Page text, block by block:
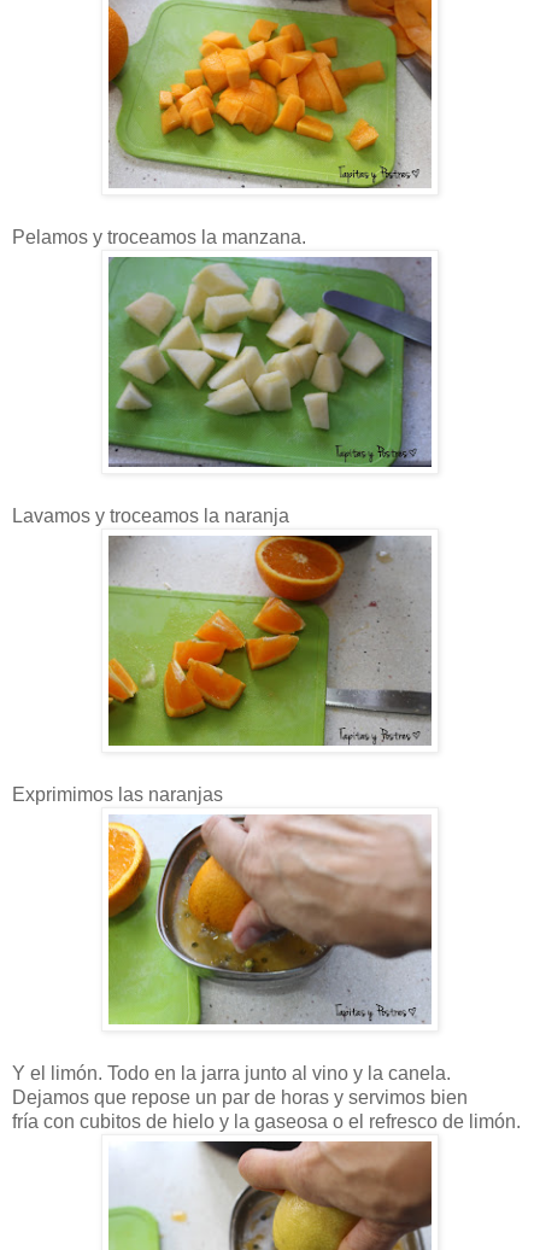
Pelamos y troceamos la manzana.
Lavamos y troceamos la naranja
Exprimimos las naranjas
Y el limón. Todo en la jarra junto al vino y la canela.
Dejamos que repose un par de horas y servimos bien
fría con cubitos de hielo y la gaseosa o el refresco de limón.